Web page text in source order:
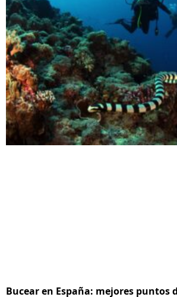
Bucear en España: mejores puntos